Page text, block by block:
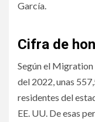
García.
Cifra de
Según el
del 2022, unas
residentes del
EE. UU. De esas